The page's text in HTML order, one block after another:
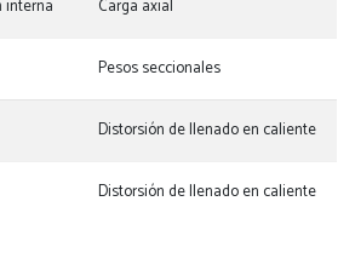
interna Carga axial
Pesos seccionales
Distorsión de llenado en caliente
Distorsión de llenado en caliente